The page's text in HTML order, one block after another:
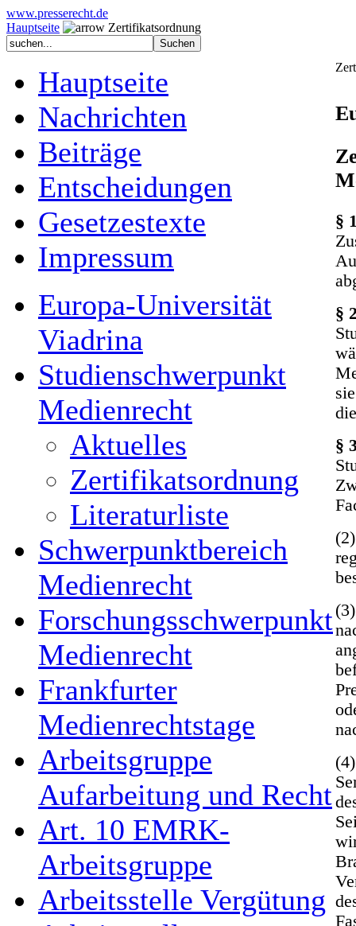
www.presserecht.de
Hauptseite
Zertifikatsordnung
Hauptseite
Nachrichten
Beiträge
Entscheidungen
Gesetzestexte
Impressum
Europa-Universität
Viadrina
Studienschwerpunkt
Medienrecht
Aktuelles
Zertifikatsordnung
Literaturliste
Schwerpunktbereich
Medienrecht
Forschungsschwerpunkt
Medienrecht
Frankfurter
Medienrechtstage
Arbeitsgruppe
Aufarbeitung und Recht
Art. 10 EMRK-
Arbeitsgruppe
Arbeitsstelle Vergütung
§
§
§